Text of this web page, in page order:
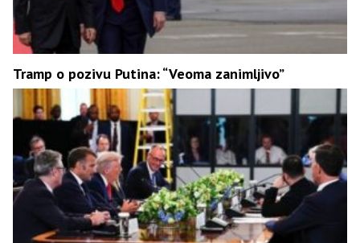
Tramp o pozivu Putina: “Veoma zanimljivo”